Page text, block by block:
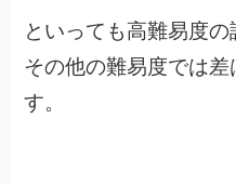
といっても高難易度の
その他の難易度では
す。